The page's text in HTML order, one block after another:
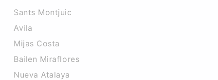
Sants Montjuic
Avila
Mijas Costa
Bailen Miraflores
Nueva Atalaya